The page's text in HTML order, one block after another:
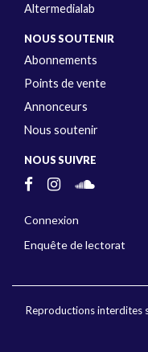
Altermedialab
NOUS SOUTENIR
Abonnements
Points de vente
Annonceurs
Nous soutenir
NOUS SUIVRE
Connexion
Enquête de lectorat
Reproductions interdites